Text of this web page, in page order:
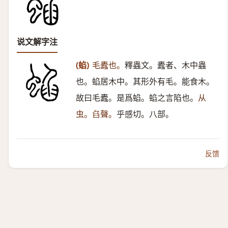
说文解字注
(蜭) 毛蠹也。 釋蟲文。蠹者、木中蟲
也。蜭居木中。其形外有毛。能食木。
故曰毛蠹。是爲蜭。蜭之言陷也。 从
虫。臽聲。 乎感切。八部。
反馈